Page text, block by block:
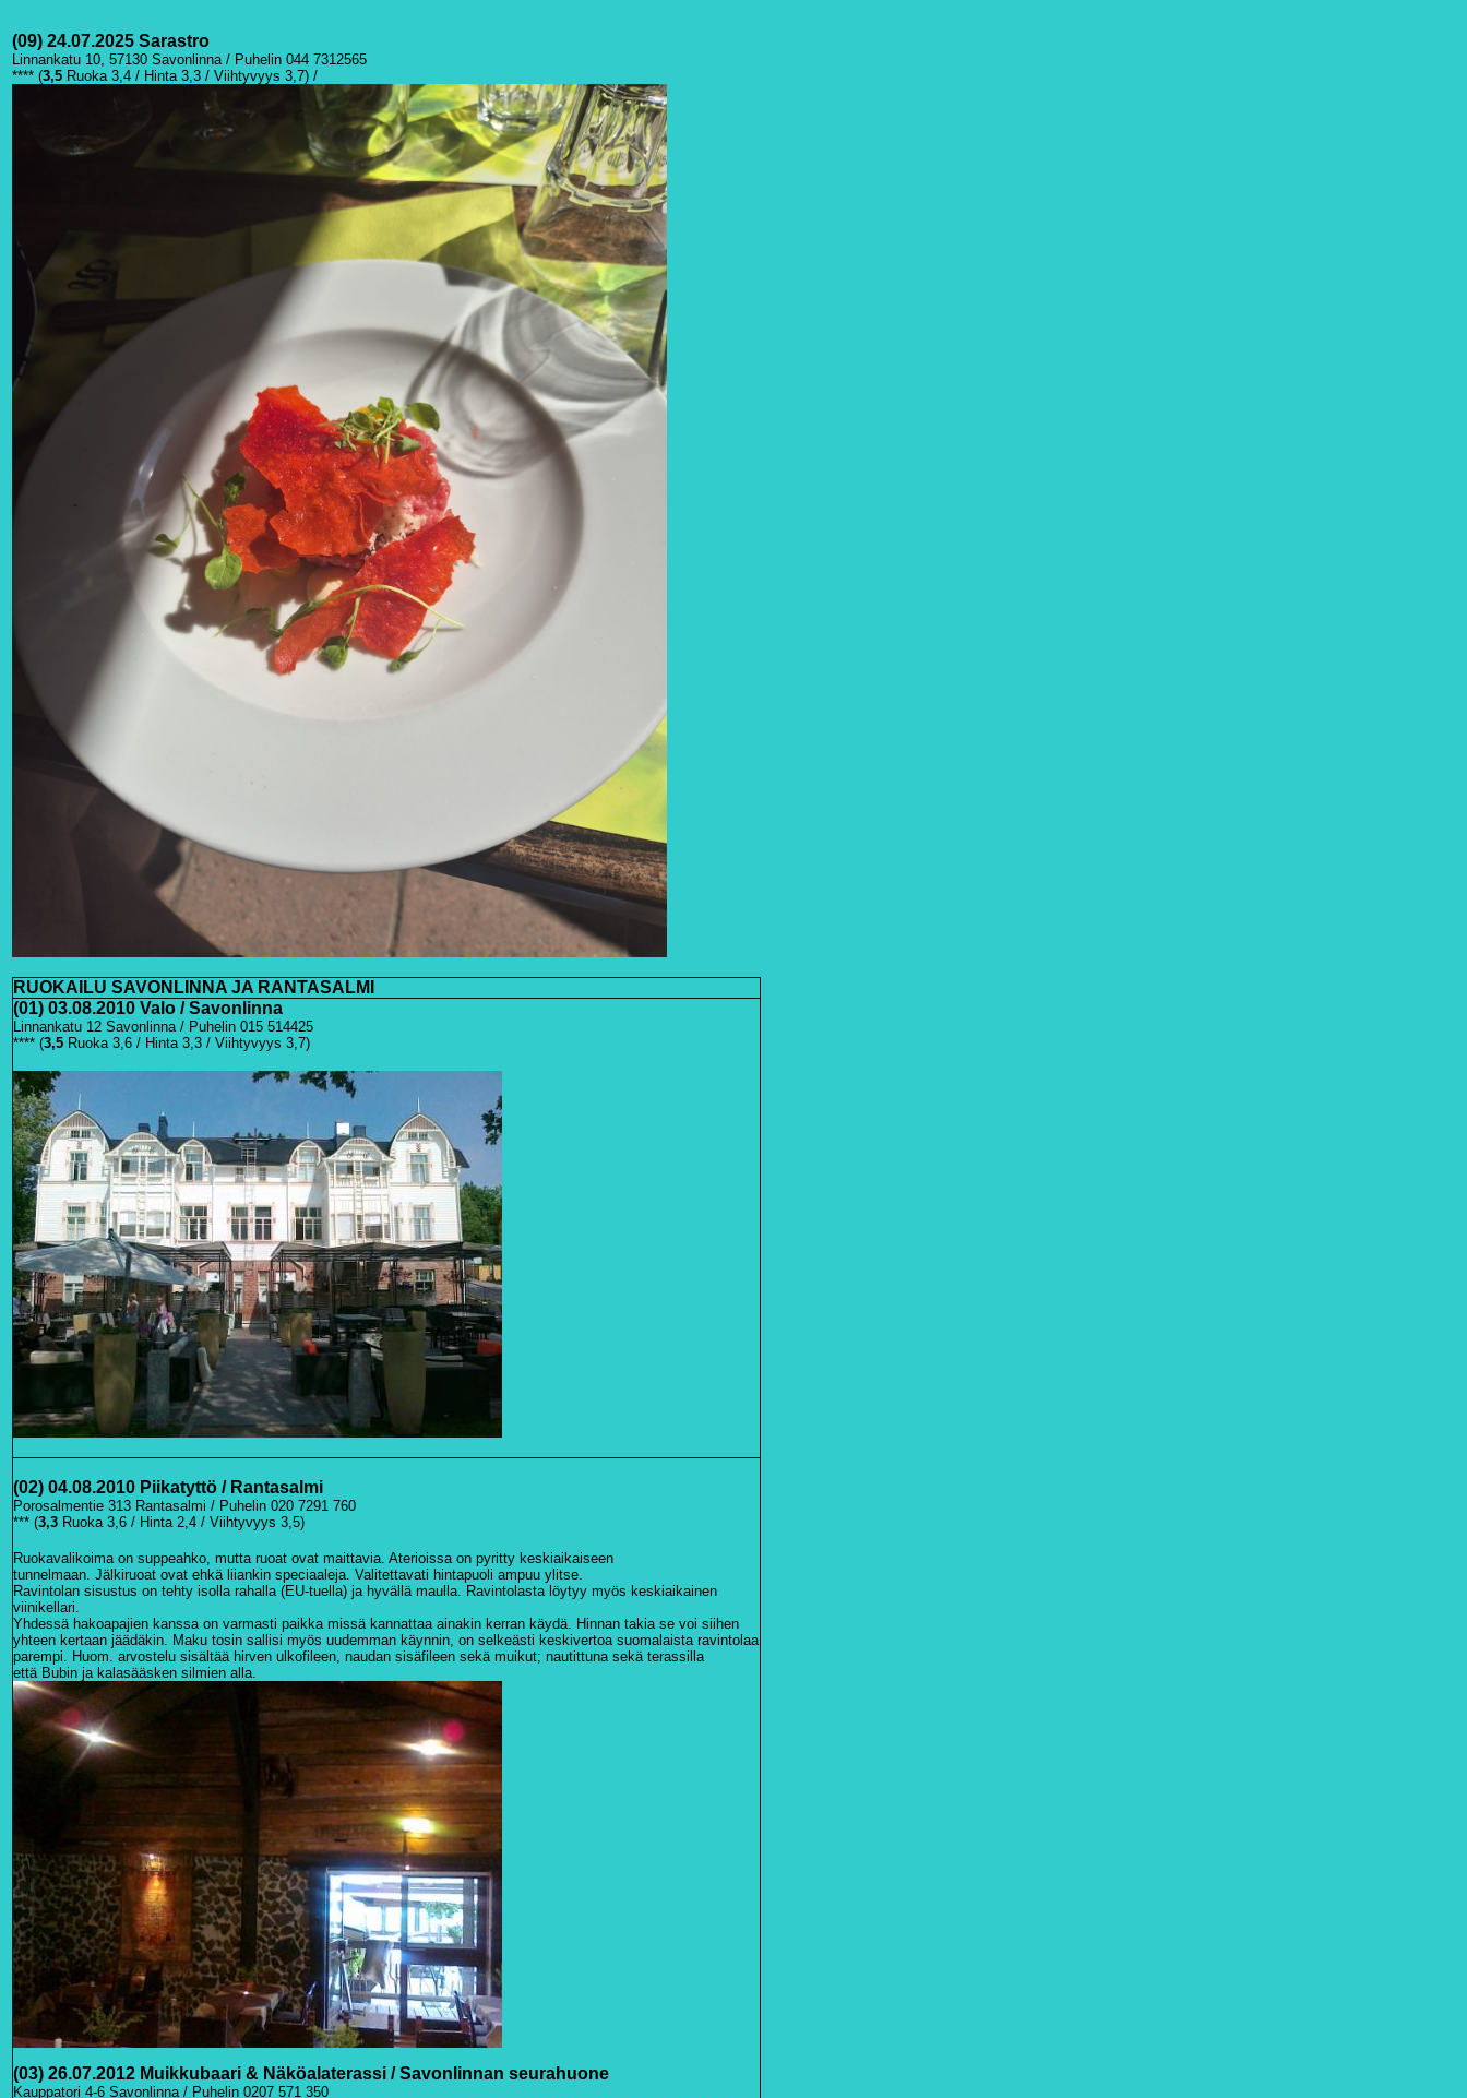
(09) 24.07.2025 Sarastro
Linnankatu 10, 57130 Savonlinna / Puhelin 044 7312565
**** (3,5 Ruoka 3,4 / Hinta 3,3 / Viihtyvyys 3,7) /
RUOKAILU SAVONLINNA JA RANTASALMI
(01) 03.08.2010 Valo / Savonlinna
Linnankatu 12 Savonlinna / Puhelin 015 514425
**** (3,5 Ruoka 3,6 / Hinta 3,3 / Viihtyvyys 3,7)
(02) 04.08.2010 Piikatyttö / Rantasalmi
Porosalmentie 313 Rantasalmi / Puhelin 020 7291 760
*** (3,3 Ruoka 3,6 / Hinta 2,4 / Viihtyvyys 3,5)
Ruokavalikoima on suppeahko, mutta ruoat ovat maittavia. Aterioissa on pyritty keskiaikaiseen
tunnelmaan. Jälkiruoat ovat ehkä liiankin speciaaleja. Valitettavati hintapuoli ampuu ylitse.
Ravintolan sisustus on tehty isolla rahalla (EU-tuella) ja hyvällä maulla. Ravintolasta löytyy myös keskiaikainen
viinikellari.
Yhdessä hakoapajien kanssa on varmasti paikka missä kannattaa ainakin kerran käydä. Hinnan takia se voi siihen
yhteen kertaan jäädäkin. Maku tosin sallisi myös uudemman käynnin, on selkeästi keskivertoa suomalaista ravintolaa
parempi. Huom. arvostelu sisältää hirven ulkofileen, naudan sisäfileen sekä muikut; nautittuna sekä terassilla
että Bubin ja kalasääsken silmien alla.
(03) 26.07.2012 Muikkubaari & Näköalaterassi / Savonlinnan seurahuone
Kauppatori 4-6 Savonlinna / Puhelin 0207 571 350